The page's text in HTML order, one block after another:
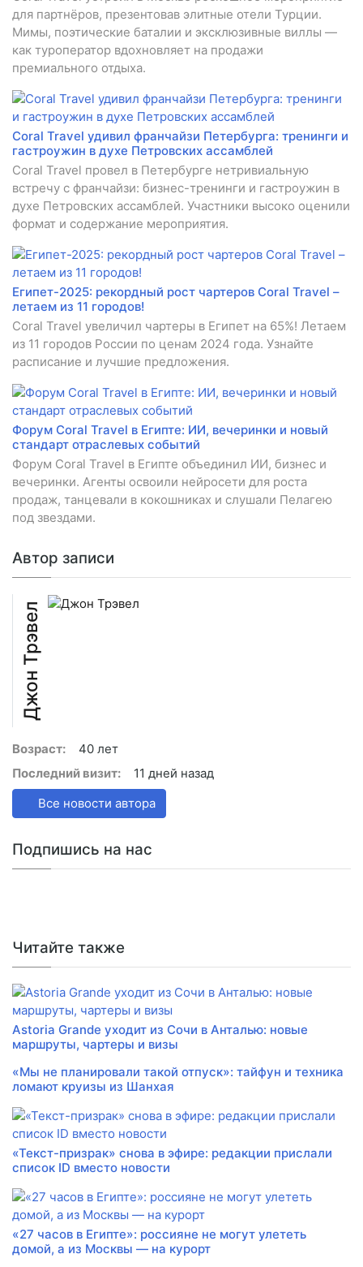
для партнёров, презентовав элитные отели Турции.
Мимы, поэтические баталии и эксклюзивные виллы —
как туроператор вдохновляет на продажи
премиального отдыха.
Coral Travel удивил франчайзи Петербурга: тренинги и
гастроужин в духе Петровских ассамблей
Coral Travel провел в Петербурге нетривиальную
встречу с франчайзи: бизнес-тренинги и гастроужин в
духе Петровских ассамблей. Участники высоко оценили
формат и содержание мероприятия.
Египет-2025: рекордный рост чартеров Coral Travel –
летаем из 11 городов!
Coral Travel увеличил чартеры в Египет на 65%! Летаем
из 11 городов России по ценам 2024 года. Узнайте
расписание и лучшие предложения.
Форум Coral Travel в Египте: ИИ, вечеринки и новый
стандарт отраслевых событий
Форум Coral Travel в Египте объединил ИИ, бизнес и
вечеринки. Агенты освоили нейросети для роста
продаж, танцевали в кокошниках и слушали Пелагею
под звездами.
Автор записи
Джон Трэвел
Возраст:
40 лет
Последний визит:
11 дней назад
Все новости автора
Подпишись на нас
Читайте также
Astoria Grande уходит из Сочи в Анталью: новые
маршруты, чартеры и визы
«Мы не планировали такой отпуск»: тайфун и техника
ломают круизы из Шанхая
«Текст-призрак» снова в эфире: редакции прислали
список ID вместо новости
«27 часов в Египте»: россияне не могут улететь
домой, а из Москвы — на курорт